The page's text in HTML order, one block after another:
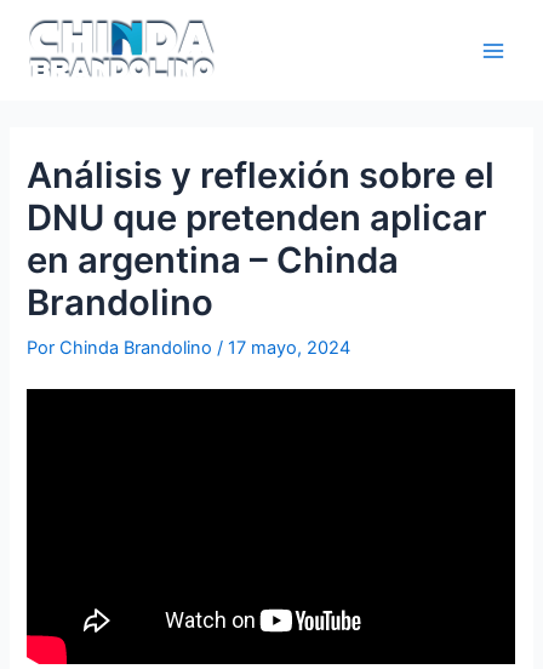
Análisis y reflexión sobre el
DNU que pretenden aplicar
en argentina – Chinda
Brandolino
PorChinda Brandolino/17 mayo, 2024